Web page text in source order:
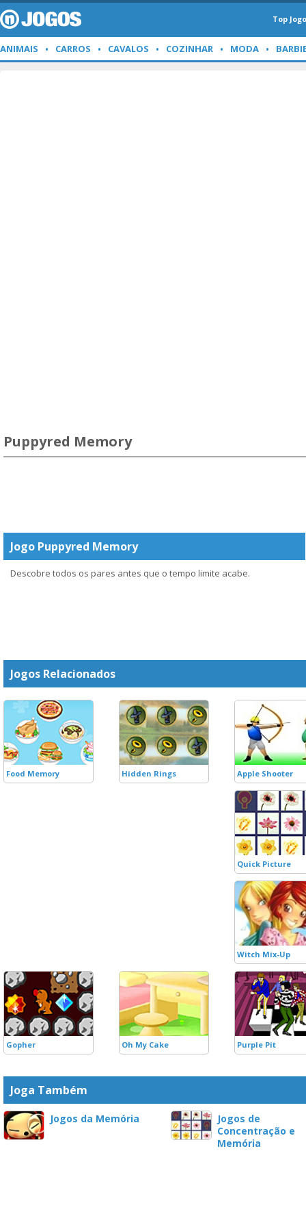
Top
ANIMAIS CARROS CAVALOS COZINHAR MODA
Puppyred Memory
Jogo Puppyred Memory
Descobre todos os pares antes que o tempo limite acabe.
Jogos Relacionados
Food Memory Hidden Rings Apple Shooter
Quick Picture
Witch Mix-Up
Gopher Oh My Cake Purple Pit
Joga Também
Jogos da Memória
Jogos de
Concentração e
Memória